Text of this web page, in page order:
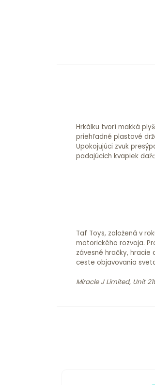
Hrkálku tvorí mäkká
priehľadné plastové
Upokojujúci zvuk
padajúcich kvapiek
Taf Toys, založená v
motorického rozvoja.
závesné hračky, hracie
ceste objavovania
Miracle J Limited, Unit